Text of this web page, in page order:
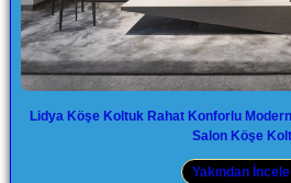
Lidya Köşe Koltuk Rahat Konforlu
Salon Köşe
Yakından